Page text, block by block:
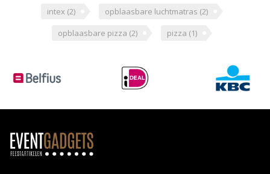
intex (2) opblaasbare luchtmatras (2)
opblaasbare pizza (2) pizza (1)